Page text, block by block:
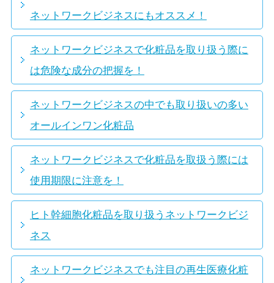
ネットワークビジネスにもオススメ！
ネットワークビジネスで化粧品を取り扱う際に
は危険な成分の把握を！
ネットワークビジネスの中でも取り扱いの多い
オールインワン化粧品
ネットワークビジネスで化粧品を取扱う際には
使用期限に注意を！
ヒト幹細胞化粧品を取り扱うネットワークビジ
ネス
ネットワークビジネスでも注目の再生医療化粧